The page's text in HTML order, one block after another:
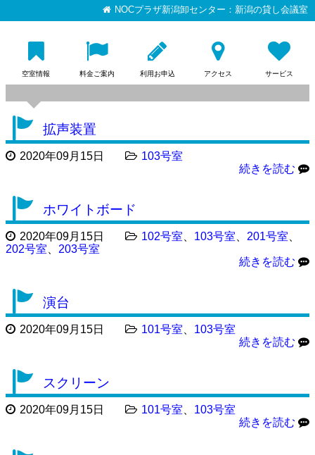
NOCプラザ新潟卸センター：新潟の貸し会議室
空室情報 料金ご案内 利用お申込 アクセス サービス
拡声装置
2020年09月15日
103号室
続きを読む
ホワイトボード
2020年09月15日 102号室 103号室 201号室
202号室
203号室
続きを読む
演台
2020年09月15日 101号室
103号室
続きを読む
スクリーン
2020年09月15日 101号室
103号室
続きを読む